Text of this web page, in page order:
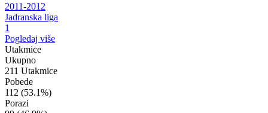
2011-2012
Jadranska liga
1
Pogledaj više
Utakmice
Ukupno
211 Utakmice
Pobede
112 (53.1%)
Porazi